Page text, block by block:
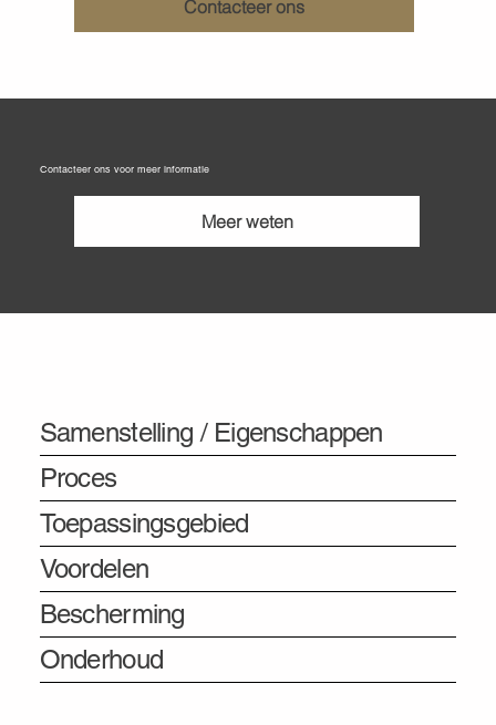
Contacteer ons
Contacteer ons voor meer informatie
Meer weten
Samenstelling / Eigenschappen
Proces
Toepassingsgebied
Voordelen
Bescherming
Onderhoud